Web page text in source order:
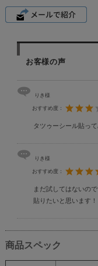
お客様の声
りき様
おすすめ度：
タツゥーシール貼っ
りき様
おすすめ度：
まだ試してはないの
貼りたいと思います！
商品スペック